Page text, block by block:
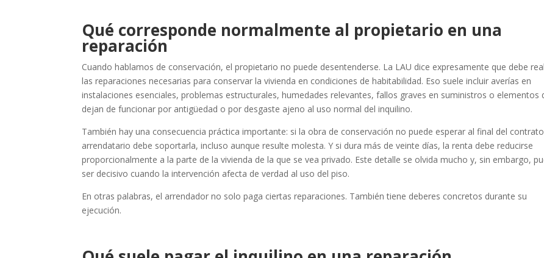
Qué corresponde normalmente al propietario en una
reparación
Cuando hablamos de conservación, el propietario no puede desentenderse. La LAU dice expresamente que debe
las reparaciones necesarias para conservar la vivienda en condiciones de habitabilidad. Eso suele incluir averías en
instalaciones esenciales, problemas estructurales, humedades relevantes, fallos graves en suministros o elementos
dejan de funcionar por antigüedad o por desgaste ajeno al uso normal del inquilino.
También hay una consecuencia práctica importante: si la obra de conservación no puede esperar al final del
arrendatario debe soportarla, incluso aunque resulte molesta. Y si dura más de veinte días, la renta debe reducirse
proporcionalmente a la parte de la vivienda de la que se vea privado. Este detalle se olvida mucho y, sin embargo,
ser decisivo cuando la intervención afecta de verdad al uso del piso.
En otras palabras, el arrendador no solo paga ciertas reparaciones. También tiene deberes concretos durante su
ejecución.